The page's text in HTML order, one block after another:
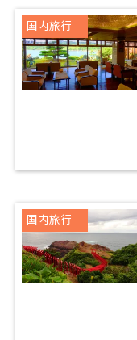
国内旅行
国内旅行